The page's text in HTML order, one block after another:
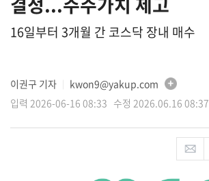
16일부터 3개월 간 코스닥 장내 매수
이권구 기자
kwon9@yakup.com
입력 2026-06-16 08:33 수정 2026.06.16 08:37